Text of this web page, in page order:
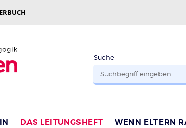
Suche
DAS LEITUNGSHEFT WENN ELTERN